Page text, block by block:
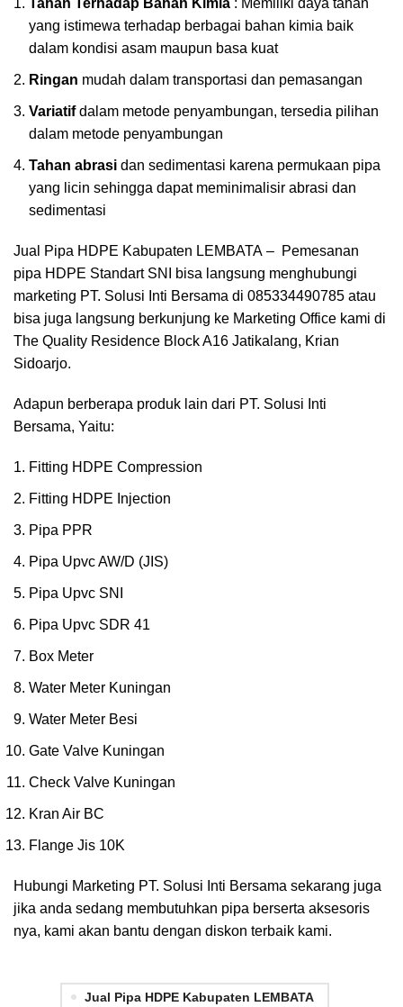
Tahan Terhadap Bahan Kimia : Memiliki daya tahan
yang istimewa terhadap berbagai bahan kimia baik
dalam kondisi asam maupun basa kuat
Ringan mudah dalam transportasi dan pemasangan
Variatifdalam metode penyambungan, tersedia pilihan
dalam metode penyambungan
Tahan abrasi dan sedimentasi karena permukaan pipa
yang licin sehingga dapat meminimalisir abrasi dan
sedimentasi
Jual Pipa HDPE Kabupaten LEMBATA – Pemesanan
pipa HDPE Standart SNI bisa langsung menghubungi
marketing PT. Solusi Inti Bersama di 085334490785 atau
bisa juga langsung berkunjung ke Marketing Office kami di
The Quality Residence Block A16 Jatikalang, Krian
Sidoarjo.
Adapun berberapa produk lain dari PT. Solusi Inti
Bersama, Yaitu:
Fitting HDPE Compression
Fitting HDPE Injection
Pipa PPR
Pipa Upvc AW/D (JIS)
Pipa Upvc SNI
Pipa Upvc SDR 41
Box Meter
Water Meter Kuningan
Water Meter Besi
Gate Valve Kuningan
Check Valve Kuningan
Kran Air BC
Flange Jis 10K
Hubungi Marketing PT. Solusi Inti Bersama sekarang juga
jika anda sedang membutuhkan pipa berserta aksesoris
nya, kami akan bantu dengan diskon terbaik kami.
Jual Pipa HDPE Kabupaten LEMBATA